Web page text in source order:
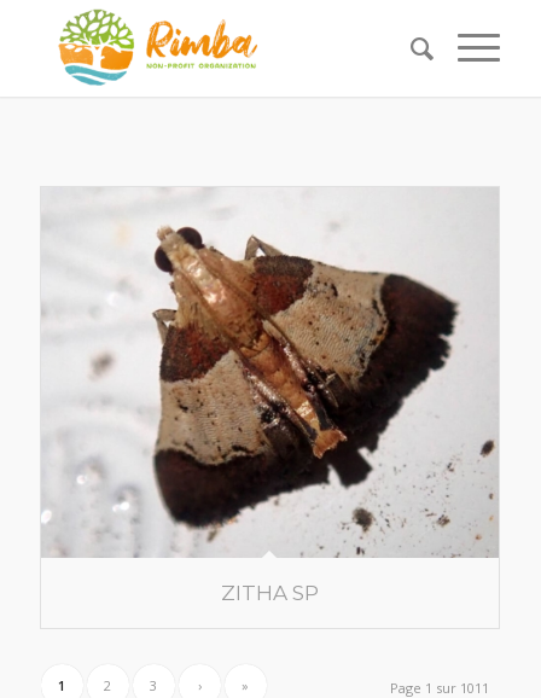
ZITHA SP
Page 1 sur 1011
1 2 3 › »